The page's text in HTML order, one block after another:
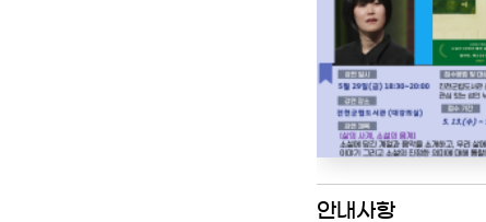
안내사항